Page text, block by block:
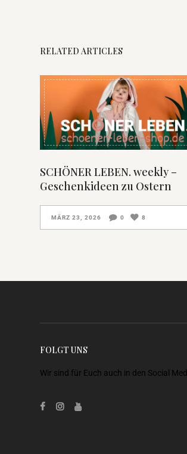
RELATED ARTICLES
SCHÖNER LEBEN. weekly –
Geschenkideen zu Ostern
MÄRZ 23, 2026 0 8
FOLGT UNS
Wir sind für Euch auch in den Social